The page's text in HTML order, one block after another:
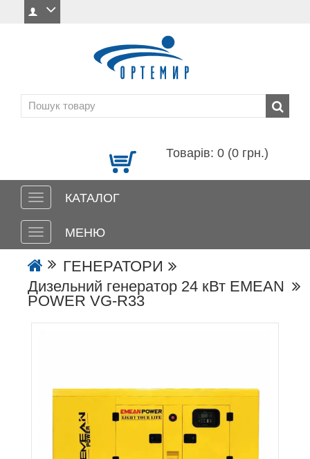
Товарів: 0 (0 грн.)
КАТАЛОГ
МЕНЮ
ГЕНЕРАТОРИ
Дизельний генератор 24 кВт EMEAN
POWER VG-R33